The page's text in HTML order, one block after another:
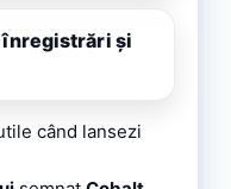
și
când lansezi